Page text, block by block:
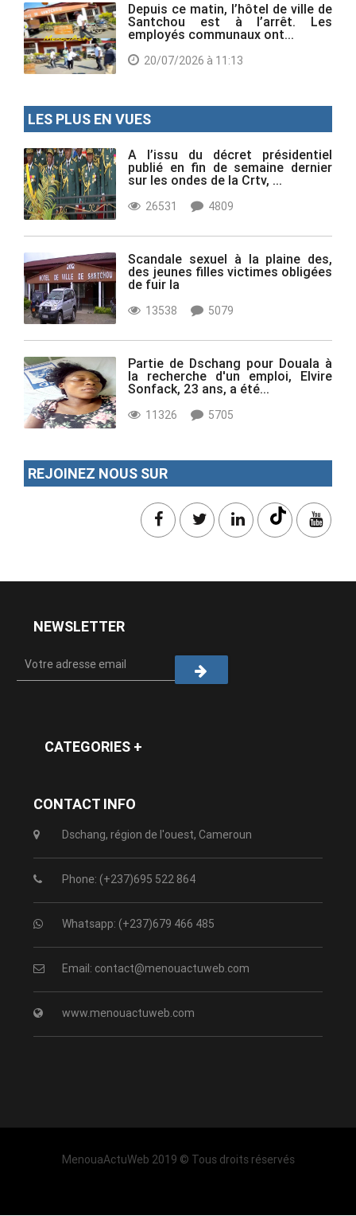
Depuis ce matin, l’hôtel de ville de
Santchou est à l’arrêt. Les
employés communaux ont...
20/07/2026 à 11:13
LES PLUS EN VUES
A l’issu du décret présidentiel
publié en fin de semaine dernier
sur les ondes de la Crtv, ...
26531 4809
Scandale sexuel à la plaine des,
des jeunes filles victimes obligées
de fuir la
13538 5079
Partie de Dschang pour Douala à
la recherche d'un emploi, Elvire
Sonfack, 23 ans, a été...
11326 5705
REJOINEZ NOUS SUR
NEWSLETTER
CATEGORIES +
CONTACT INFO
Dschang, région de l'ouest, Cameroun
Phone: (+237)695 522 864
Whatsapp: (+237)679 466 485
Email: contact@menouactuweb.com
www.menouactuweb.com
MenouaActuWeb 2019 © Tous droits réservés